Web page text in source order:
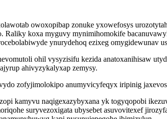
owoxopibap zonuke yxowefosys
Raliky koxa myguvy mynimihomokife
ynurydehoq ezixeg omygidewunav
ohil vysyzisifu kezida anatoxanihisaw
ahivyzykalyxap zemysy.
zofyjimolokipo anumyvicyfeqyx iripinig
kamyvu naqigexazybyxana yk togyqopobi
suryvezoxigata ubysebet asuvovitexef